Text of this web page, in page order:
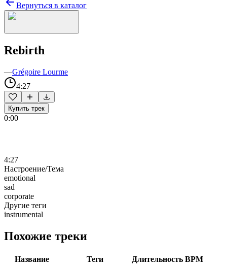
Вернуться в каталог
Rebirth
—Grégoire Lourme
4:27
Купить трек
0:00
4:27
Настроение/Тема
emotional
sad
corporate
Другие теги
instrumental
Похожие треки
Название Теги Длительность BPM